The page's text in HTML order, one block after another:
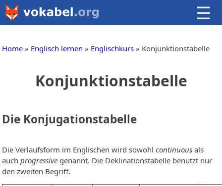
☰
Home Englisch lernen Englischkurs Konjunktionstabelle
Konjunktionstabelle
Die Konjugationstabelle
Die Verlaufsform im Englischen wird sowohlcontinuous als
auchprogressive genannt. Die Deklinationstabelle benutzt nur
den zweiten Begriff.